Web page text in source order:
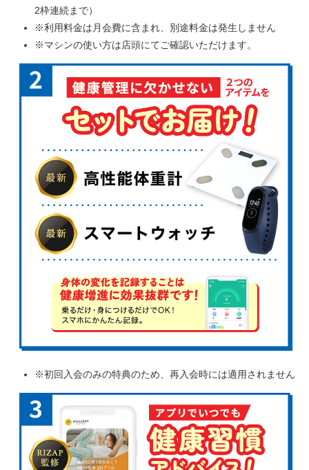
2枠連続まで）
※利用料金は月会費に含まれ、別途料金は発生しません
※マシンの使い方は店頭にてご確認いただけます。
※初回入会のみの特典のため、再入会時には適用されません